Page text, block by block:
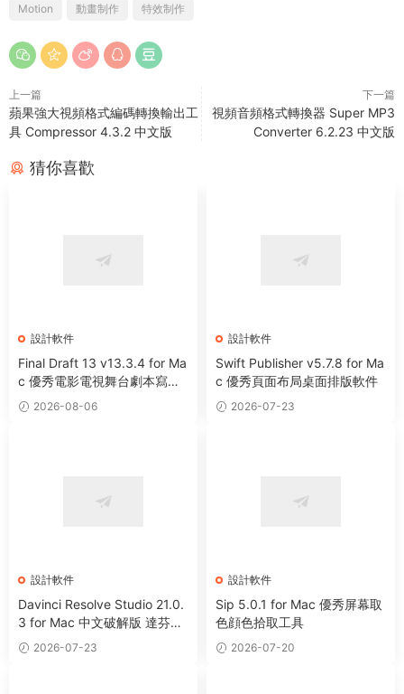
Motion 動畫制作 特效制作
上一篇
蘋果強大視頻格式編碼轉換輸出工
具 Compressor 4.3.2 中文版
下一篇
視頻音頻格式轉換器 Super MP3
Converter 6.2.23 中文版
猜你喜歡
設計軟件
Final Draft 13 v13.3.4 for Ma
c 優秀電影電視舞台劇本寫作
軟件2026-08-06
設計軟件
Swift Publisher v5.7.8 for Ma
c 優秀頁面布局桌面排版軟件
2026-07-23
設計軟件
Davinci Resolve Studio 21.0.
3 for Mac 中文破解版 達芬奇
電影編輯調色軟件
2026-07-23
設計軟件
Sip 5.0.1 for Mac 優秀屏幕取
色顔色拾取工具
2026-07-20